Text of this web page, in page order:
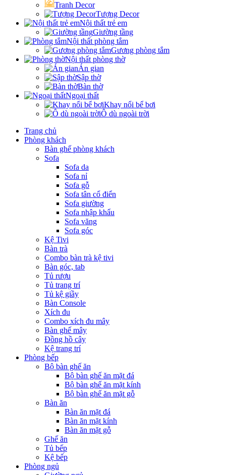
Tranh Decor
Tượng Decor
Nội thất trẻ em
Giường tầng
Nội thất phòng tắm
Gương phòng tắm
Nội thất phòng thờ
Án gian
Sập thờ
Bàn thờ
Ngoại thất
Khay nổi bể bơi
Ô dù ngoài trời
Trang chủ
Phòng khách
Bàn ghế phòng khách
Sofa
Sofa da
Sofa nỉ
Sofa gỗ
Sofa tân cổ điển
Sofa giường
Sofa nhập khẩu
Sofa văng
Sofa góc
Kệ Tivi
Bàn trà
Combo bàn trà kệ tivi
Bàn góc, tab
Tủ rượu
Tủ trang trí
Tủ kệ giầy
Bàn Console
Xích đu
Combo xích đu mây
Bàn ghế mây
Đồng hồ cây
Kệ trang trí
Phòng bếp
Bộ bàn ghế ăn
Bộ bàn ghế ăn mặt đá
Bộ bàn ghế ăn mặt kính
Bộ bàn ghế ăn mặt gỗ
Bàn ăn
Bàn ăn mặt đá
Bàn ăn mặt kính
Bàn ăn mặt gỗ
Ghế ăn
Tủ bếp
Kệ bếp
Phòng ngủ